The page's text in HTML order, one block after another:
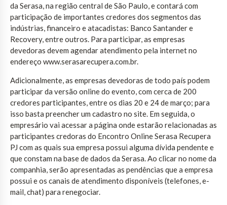
da Serasa, na região central de São Paulo, e contará com
participação de importantes credores dos segmentos das
indústrias, financeiro e atacadistas: Banco Santander e
Recovery, entre outros. Para participar, as empresas
devedoras devem agendar atendimento pela internet no
endereço www.serasarecupera.com.br.
Adicionalmente, as empresas devedoras de todo país podem
participar da versão online do evento, com cerca de 200
credores participantes, entre os dias 20 e 24 de março; para
isso basta preencher um cadastro no site. Em seguida, o
empresário vai acessar a página onde estarão relacionadas as
participantes credoras do Encontro Online Serasa Recupera
PJ com as quais sua empresa possui alguma dívida pendente e
que constam na base de dados da Serasa. Ao clicar no nome da
companhia, serão apresentadas as pendências que a empresa
possui e os canais de atendimento disponíveis (telefones, e-
mail, chat) para renegociar.